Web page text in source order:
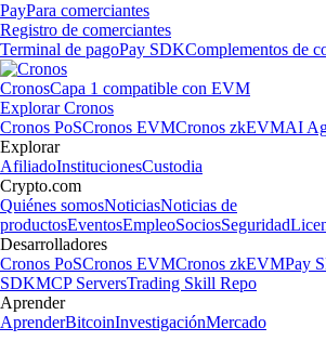
PayPara comerciantes
Registro de comerciantes
Terminal de pagoPay SDKComplementos de
CronosCapa 1 compatible con EVM
Explorar Cronos
Cronos PoSCronos EVMCronos zkEVMAI
Explorar
AfiliadoInstitucionesCustodia
Crypto.com
Quiénes somosNoticiasNoticias de
productosEventosEmpleoSociosSeguridad
Desarrolladores
Cronos PoSCronos EVMCronos zkEVMPay
SDKMCP ServersTrading Skill Repo
Aprender
AprenderBitcoinInvestigaciónMercado